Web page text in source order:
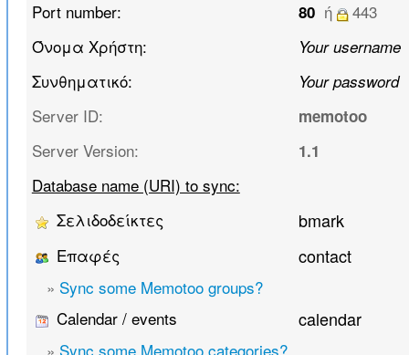
Port number:
80 ή
443
Όνομα Χρήστη:
Your username
Συνθηματικό: Your password
Server ID: memotoo
Server Version: 1.1
Database name (URI) to sync:
Σελιδοδείκτες
bmark
Επαφές contact
» Sync some Memotoo groups?
Calendar / events
calendar
» Sync some Memotoo categories?